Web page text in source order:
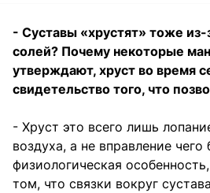
- Суставы «хрустят» тоже
солей? Почему некоторые
утверждают, хруст во время
свидетельство того, что
- Хруст это всего лишь
воздуха, а не вправление
физиологическая
том, что связки вокруг